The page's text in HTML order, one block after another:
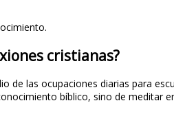
cristianas?
de las ocupaciones diarias para
bíblico, sino de meditar